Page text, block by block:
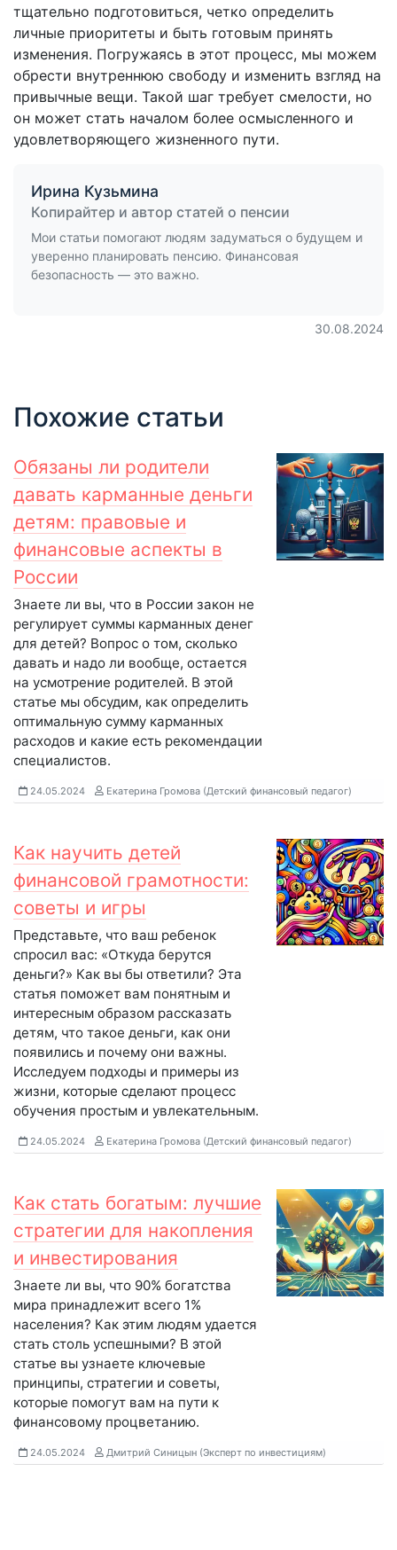
тщательно подготовиться, четко определить
личные приоритеты и быть готовым принять
изменения. Погружаясь в этот процесс, мы можем
обрести внутреннюю свободу и изменить взгляд на
привычные вещи. Такой шаг требует смелости, но
он может стать началом более осмысленного и
удовлетворяющего жизненного пути.
Ирина Кузьмина
Копирайтер и автор статей о пенсии
Мои статьи помогают людям задуматься о будущем и
уверенно планировать пенсию. Финансовая
безопасность — это важно.
30.08.2024
Похожие статьи
Обязаны ли родители
давать карманные деньги
детям: правовые и
финансовые аспекты в
России
Знаете ли вы, что в России закон не
регулирует суммы карманных денег
для детей? Вопрос о том, сколько
давать и надо ли вообще, остается
на усмотрение родителей. В этой
статье мы обсудим, как определить
оптимальную сумму карманных
расходов и какие есть рекомендации
специалистов.
24.05.2024 Екатерина Громова (Детский финансовый педагог)
Как научить детей
финансовой грамотности:
советы и игры
Представьте, что ваш ребенок
спросил вас: «Откуда берутся
деньги?» Как вы бы ответили? Эта
статья поможет вам понятным и
интересным образом рассказать
детям, что такое деньги, как они
появились и почему они важны.
Исследуем подходы и примеры из
жизни, которые сделают процесс
обучения простым и увлекательным.
24.05.2024 Екатерина Громова (Детский финансовый педагог)
Как стать богатым: лучшие
стратегии для накопления
и инвестирования
Знаете ли вы, что 90% богатства
мира принадлежит всего 1%
населения? Как этим людям удается
стать столь успешными? В этой
статье вы узнаете ключевые
принципы, стратегии и советы,
которые помогут вам на пути к
финансовому процветанию.
24.05.2024 Дмитрий Синицын (Эксперт по инвестициям)